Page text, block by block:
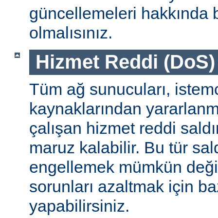
güncellemeleri hakkında
olmalısınız.
Hizmet Reddi (DoS)
Tüm ağ sunucuları,
kaynaklarından
çalışan hizmet reddi
maruz kalabilir. Bu tür
engellemek mümkün
sorunları azaltmak için
yapabilirsiniz.